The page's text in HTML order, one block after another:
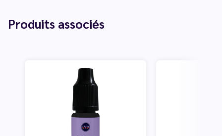
Produits associés